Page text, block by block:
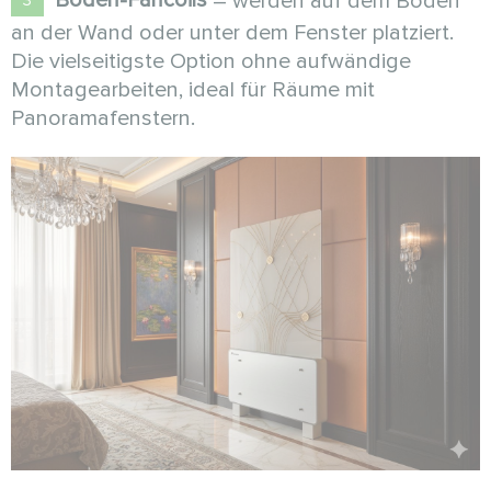
an der Wand oder unter dem Fenster platziert.
Die vielseitigste Option ohne aufwändige
Montagearbeiten, ideal für Räume mit
Panoramafenstern.